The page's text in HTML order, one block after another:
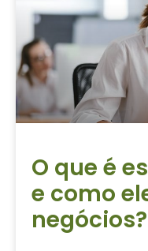
O que é
e como
negócios?